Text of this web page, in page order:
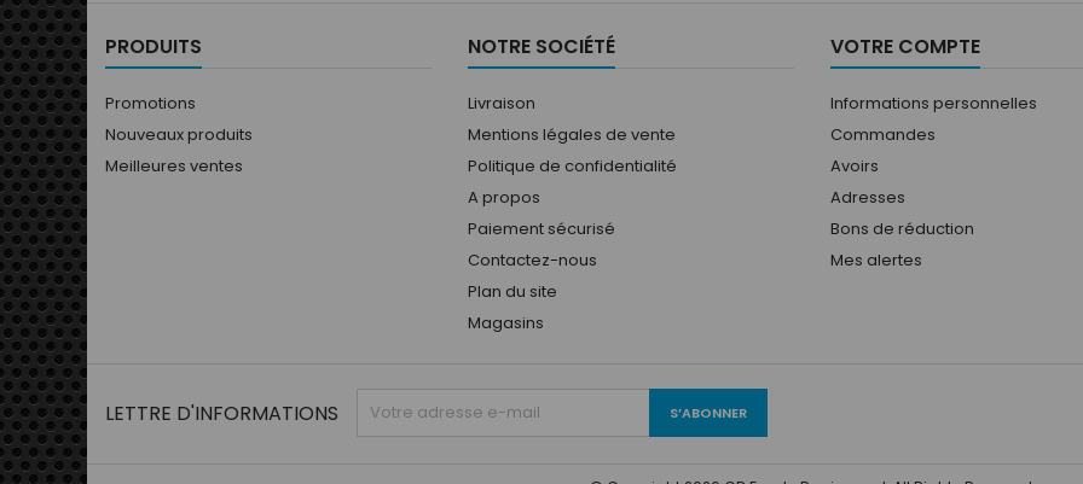
PRODUITS
Promotions
Nouveaux produits
Meilleures ventes
NOTRE SOCIÉTÉ
Livraison
Mentions légales de vente
Politique de confidentialité
A propos
Paiement sécurisé
Contactez-nous
Plan du site
Magasins
VOTRE COMPTE
Informations personnelles
Commandes
Avoirs
Adresses
Bons de réduction
Mes alertes
LETTRE D'INFORMATIONS